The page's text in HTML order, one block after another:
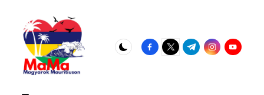
content
facebook.com
twitter.com
t.me instagram.com